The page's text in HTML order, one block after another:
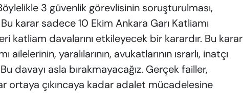
3 güvenlik görevlisinin soruşturulması,
Bu karar sadece 10 Ekim Ankara Garı Katliamı
katliam davalarını etkileyecek bir karardır. Bu karar
ailelerinin, yaralılarının, avukatlarının ısrarlı, inatçı
davayı asla bırakmayacağız. Gerçek failler,
ortaya çıkıncaya kadar adalet mücadelesine